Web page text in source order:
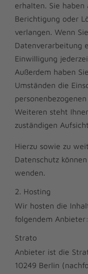
erhalten. Sie haben
Berichtigung oder
verlangen. Wenn
Datenverarbeitung
Einwilligung
Außerdem haben
Umständen die
Weiteren steht
zuständigen
Hierzu sowie zu
Datenschutz
wenden.
2. Hosting
Wir hosten die
folgendem Anbieter:
Strato
Anbieter ist die
10249 Berlin